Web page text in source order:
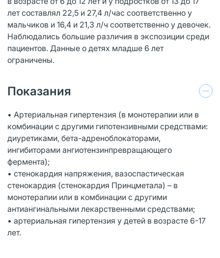
лет составлял 22,5 и 27,4 л/час соответственно у
мальчиков и 16,4 и 21,3 л/ч соответственно у девочек.
Наблюдались большие различия в экспозиции среди
пациентов. Данные о детях младше 6 лет
ограничены.
Показания
• Артериальная гипертензия (в монотерапии или в
комбинации с другими гипотензивными средствами:
диуретиками, бета-адреноблокаторами,
ингибиторами ангиотензинпревращающего
фермента);
• стенокардия напряжения, вазоспастическая
стенокардия (стенокардия Принцметала) – в
монотерапии или в комбинации с другими
антиангинальными лекарственными средствами;
• артериальная гипертензия у детей в возрасте 6-17
лет.